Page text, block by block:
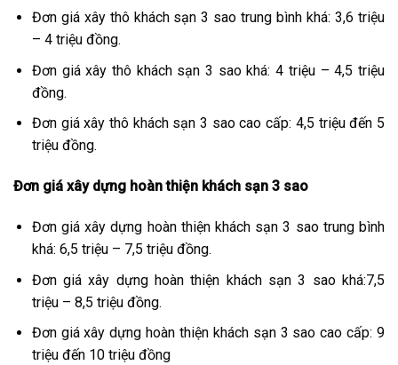
Đơn giá xây thô khách sạn 3 sao trung bình khá: 3,6 triệu
– 4 triệu đồng.
Đơn giá xây thô khách sạn 3 sao khá: 4 triệu – 4,5 triệu
đồng.
Đơn giá xây thô khách sạn 3 sao cao cấp: 4,5 triệu đến 5
triệu đồng.
Đơn giá xây dựng hoàn thiện khách sạn 3 sao
Đơn giá xây dựng hoàn thiện khách sạn 3 sao trung bình
khá: 6,5 triệu – 7,5 triệu đồng.
Đơn giá xây dựng hoàn thiện khách sạn 3 sao khá:7,5
triệu – 8,5 triệu đồng.
Đơn giá xây dựng hoàn thiện khách sạn 3 sao cao cấp: 9
triệu đến 10 triệu đồng